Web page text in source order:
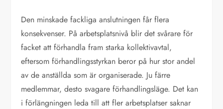
Den minskade fackliga anslutningen får flera
konsekvenser. På arbetsplatsnivå blir det svårare för
facket att förhandla fram starka kollektivavtal,
eftersom förhandlingsstyrkan beror på hur stor andel
av de anställda som är organiserade. Ju färre
medlemmar, desto svagare förhandlingsläge. Det kan
i förlängningen leda till att fler arbetsplatser saknar